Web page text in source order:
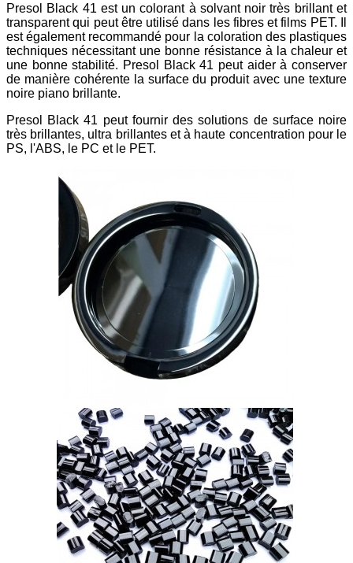
Presol Black 41 est un colorant à solvant noir très brillant et
transparent qui peut être utilisé dans les fibres et films PET. Il
est également recommandé pour la coloration des plastiques
techniques nécessitant une bonne résistance à la chaleur et
une bonne stabilité. Presol Black 41 peut aider à conserver
de manière cohérente la surface du produit avec une texture
noire piano brillante.
Presol Black 41 peut fournir des solutions de surface noire
très brillantes, ultra brillantes et à haute concentration pour le
PS, l'ABS, le PC et le PET.